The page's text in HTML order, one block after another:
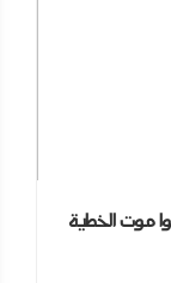
موت الخطية